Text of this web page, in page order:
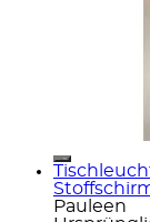
Pauleen